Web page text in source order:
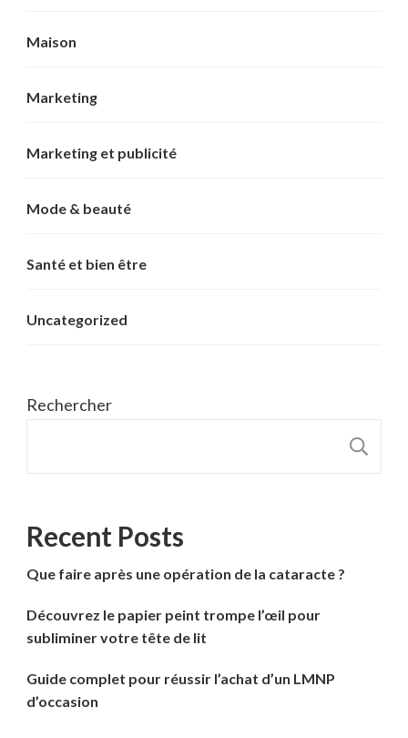
Maison
Marketing
Marketing et publicité
Mode & beauté
Santé et bien être
Uncategorized
Rechercher
Recent Posts
Que faire après une opération de la cataracte ?
Découvrez le papier peint trompe l’œil pour
subliminer votre tête de lit
Guide complet pour réussir l’achat d’un LMNP
d’occasion